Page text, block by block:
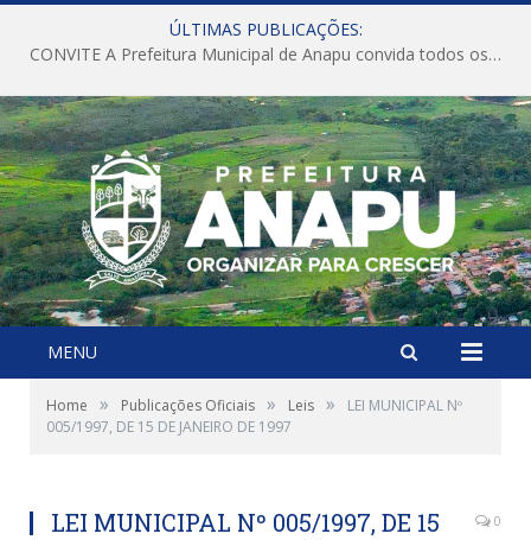
ÚLTIMAS PUBLICAÇÕES:
CONVITE A Prefeitura Municipal de Anapu convida todos os servidores públicos municipais para participarem da Audiência Pública de discussão da Lei de Diretrizes Orçamentárias (LDO), importante instrumento de planejamento das ações e investimentos da Administração Pública para o próximo exercício financeiro.
MENU
Home » Publicações Oficiais » Leis »
LEI MUNICIPAL Nº
005/1997, DE 15 DE JANEIRO DE 1997
LEI MUNICIPAL Nº 005/1997, DE 15
0